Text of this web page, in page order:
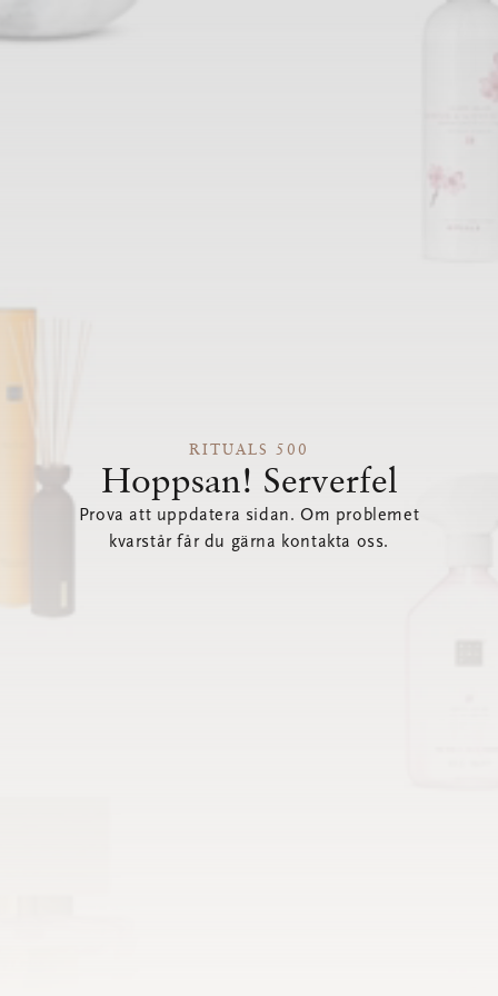
RITUALS 500
Hoppsan! Serverfel
Prova att uppdatera sidan. Om problemet
kvarstår får du gärna kontakta oss.